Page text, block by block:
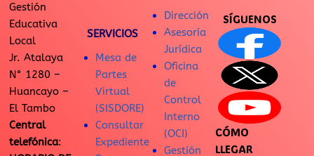
Gestión
Educativa
Local
Jr. Atalaya
N° 1280 –
Huancayo –
El Tambo
Central
telefónica:
SERVICIOS
Mesa de
Partes
Virtual
(SISDORE)
Consultar
Expediente
Dirección
Asesoría
Jurídica
Oficina
de
Control
Interno
(OCI)
Gestión
SÍGUENOS
CÓMO
LLEGAR